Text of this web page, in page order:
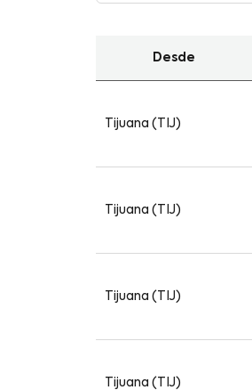
Desde
Tijuana (TIJ)
Tijuana (TIJ)
Tijuana (TIJ)
Tijuana (TIJ)